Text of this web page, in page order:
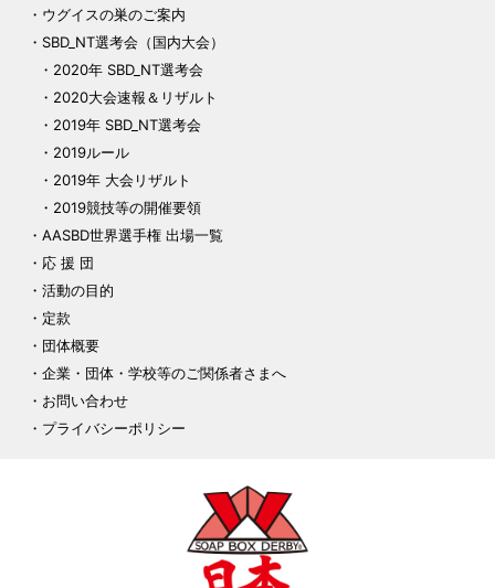
ウグイスの巣のご案内
SBD_NT選考会（国内大会）
2020年 SBD_NT選考会
2020大会速報＆リザルト
2019年 SBD_NT選考会
2019ルール
2019年 大会リザルト
2019競技等の開催要領
AASBD世界選手権 出場一覧
応 援 団
活動の目的
定款
団体概要
企業・団体・学校等のご関係者さまへ
お問い合わせ
プライバシーポリシー